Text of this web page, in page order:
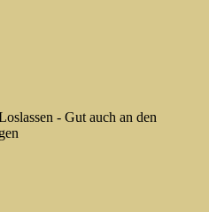
- Gut auch an den